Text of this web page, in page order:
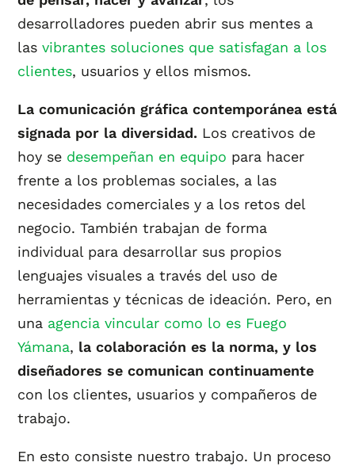
desarrolladores pueden abrir sus mentes a
lasvibrantes soluciones que satisfagan a los
clientes, usuarios y ellos mismos.
La comunicación gráfica contemporánea está
signada por la diversidad. Los creativos de
hoy se desempeñan en equipo para hacer
frente a los problemas sociales, a las
necesidades comerciales y a los retos del
negocio. También trabajan de forma
individual para desarrollar sus propios
lenguajes visuales a través del uso de
herramientas y técnicas de ideación. Pero, en
una agencia vincular como lo es Fuego
Yámana, la colaboración es la norma, y los
diseñadores se comunican continuamente
con los clientes, usuarios y compañeros de
trabajo.
En esto consiste nuestro trabajo. Un proceso